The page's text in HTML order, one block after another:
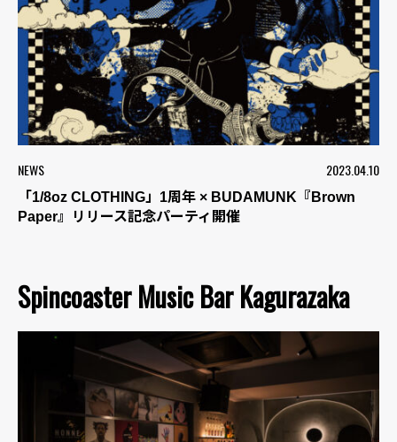
NEWS 2023.04.10
「1/8oz CLOTHING」1周年 × BUDAMUNK『Brown
Paper』リリース記念パーティ開催
Spincoaster Music Bar Kagurazaka